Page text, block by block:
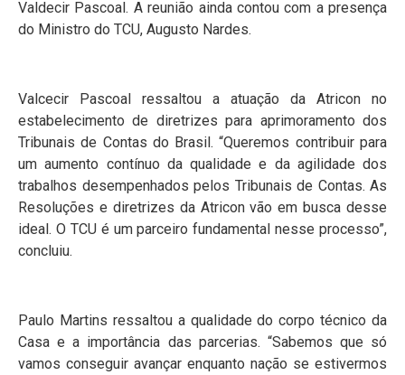
Valdecir Pascoal. A reunião ainda contou com a presença
do Ministro do TCU, Augusto Nardes.
Valcecir Pascoal ressaltou a atuação da Atricon no
estabelecimento de diretrizes para aprimoramento dos
Tribunais de Contas do Brasil. “Queremos contribuir para
um aumento contínuo da qualidade e da agilidade dos
trabalhos desempenhados pelos Tribunais de Contas. As
Resoluções e diretrizes da Atricon vão em busca desse
ideal. O TCU é um parceiro fundamental nesse processo”,
concluiu.
Paulo Martins ressaltou a qualidade do corpo técnico da
Casa e a importância das parcerias. “Sabemos que só
vamos conseguir avançar enquanto nação se estivermos